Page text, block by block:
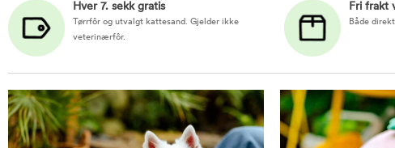
Hver 7. sekk gratis
Tørrfôr og utvalgt kattesand. Gjelder ikke
veterinærfôr.
Fri frakt
Både